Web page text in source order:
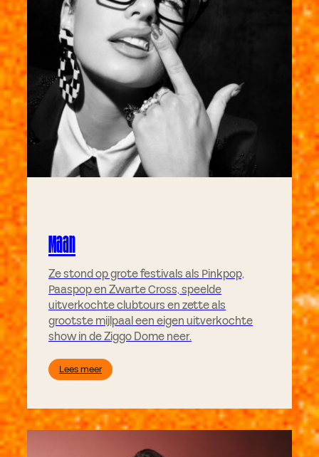
Maan
Ze stond op grote festivals als Pinkpop,
Paaspop en Zwarte Cross, speelde
uitverkochte clubtours en zette als
grootste mijlpaal een eigen uitverkochte
show in de Ziggo Dome neer.
Lees meer